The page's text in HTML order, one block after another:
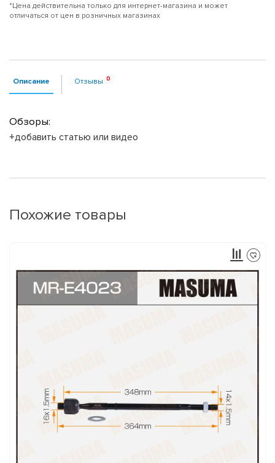
*Цена действительна только для интернет-магазина и может
отличаться от цен в розничных магазинах
Описание Отзывы
Обзоры:
+добавить статью или видео
Похожие товары